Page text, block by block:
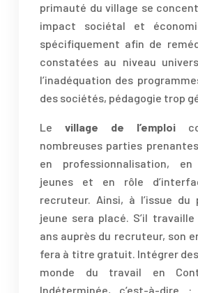
primauté du village se
impact sociétal et
spécifiquement afin de
constatées au niveau
l’inadéquation des
des sociétés, pédagogie trop
Le village de l’emploi
nombreuses parties
en professionnalisation,
jeunes et en rôle
recruteur. Ainsi, à l’issue du
jeune sera placé. S’il
ans auprès du recruteur, son
fera à titre gratuit. Intégrer
monde du travail en
Indéterminée, c’est-à-dire